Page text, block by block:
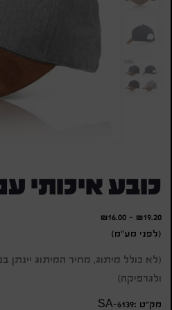
כובע איכותי
₪19.20
-
₪16.00
(לפני מע"מ)
(לא כולל מיתוג, מחיר המיתוג
ולגרפיקה)
מק״ט :SA-6139